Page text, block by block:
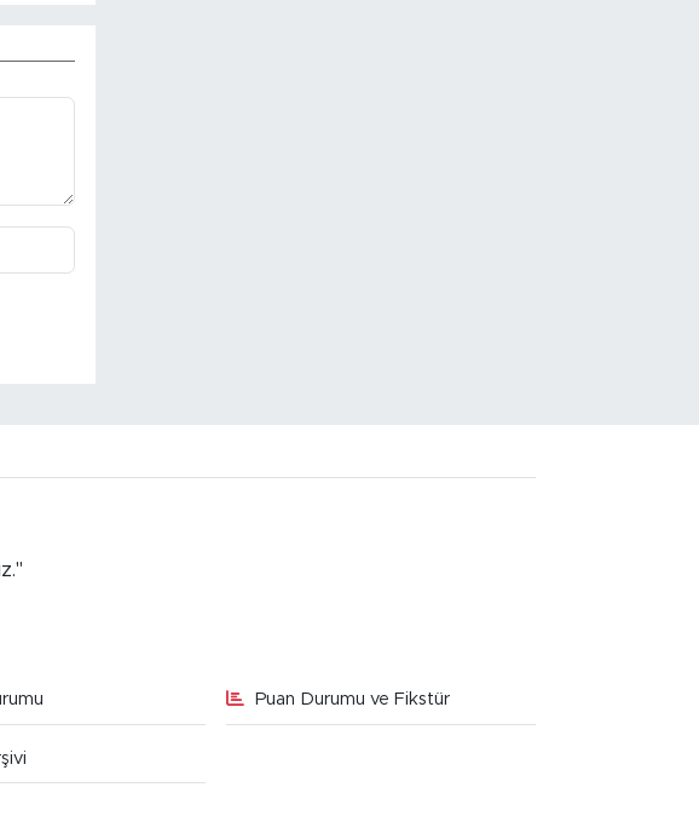
Puan Durumu ve Fikstür